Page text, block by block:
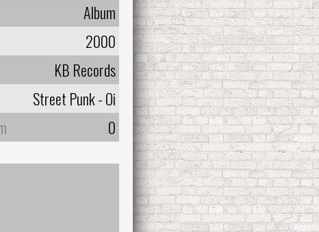
Album
2000
KB Records
Street Punk - Oi
0